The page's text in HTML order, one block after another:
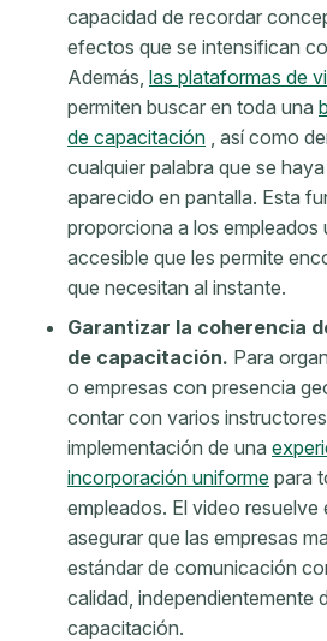
capacidad de recordar
efectos que se intensifican
Además, las plataformas de
permiten buscar en toda una
de capacitación , así como
cualquier palabra que se
aparecido en pantalla. Esta
proporciona a los empleados
accesible que les permite
que necesitan al instante.
Garantizar la coherencia
de capacitación. Para
o empresas con presencia
contar con varios
implementación de una
incorporación uniforme para
empleados. El video resuelve
asegurar que las empresas
estándar de comunicación
calidad, independientemente
capacitación.